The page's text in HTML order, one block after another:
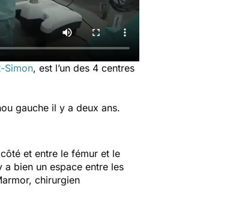
Simon, est l’un des 4 centres
gauche il y a deux ans.
et entre le fémur et le
bien un espace entre les
chirurgien